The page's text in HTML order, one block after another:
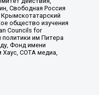
Свободная Россия
общество изучения
Councils for
им Питера
Фонд имени
Хаус, СОТА медиа,